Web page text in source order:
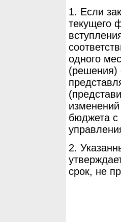
1. Если
текущего
одного
(решения)
бюджета с
2.
срок, не